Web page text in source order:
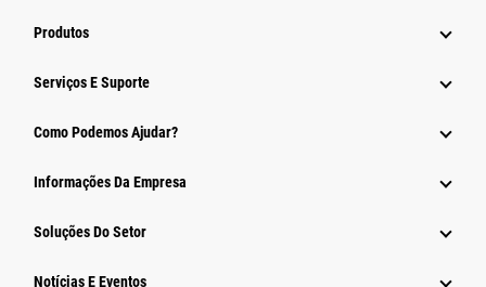
Produtos
Serviços E Suporte
Como Podemos Ajudar?
Informações Da Empresa
Soluções Do Setor
Notícias E Eventos